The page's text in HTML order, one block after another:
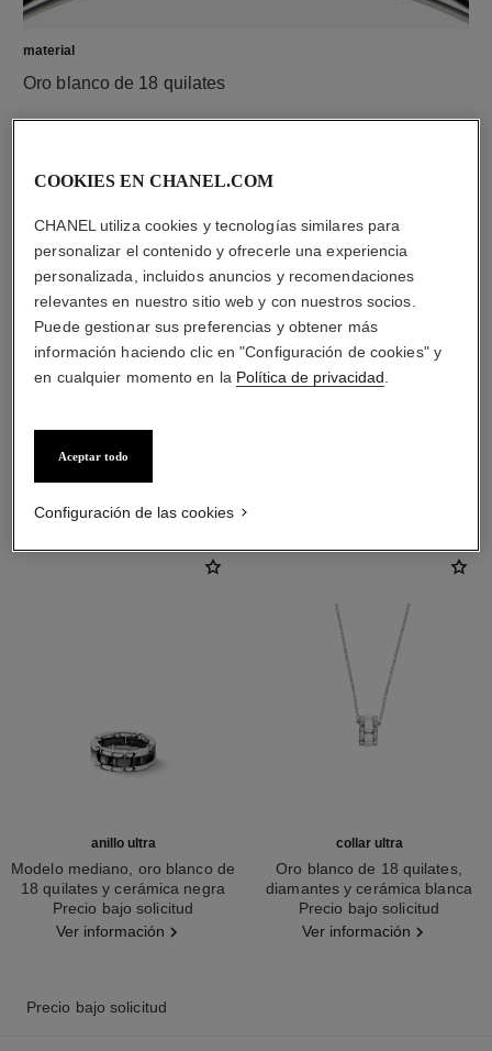
material
Oro blanco de 18 quilates
material
Cerámica negra
anillo ultra
Modelo mediano, oro blanco de
18 quilates y cerámica negra
Ref. J2636Precio bajo solicitud
Ver información
collar ultra
Oro blanco de 18 quilates,
diamantes y cerámica blanca
Ref. J3174Precio bajo solicitud
Ver información
Precio bajo solicitud
COOKIES EN CHANEL.COM
CHANEL utiliza cookies y tecnologías similares para
personalizar el contenido y ofrecerle una experiencia
personalizada, incluidos anuncios y recomendaciones
relevantes en nuestro sitio web y con nuestros socios.
Puede gestionar sus preferencias y obtener más
información haciendo clic en "Configuración de cookies" y
en cualquier momento en la Política de privacidad
Aceptar todo
Configuración de las cookies